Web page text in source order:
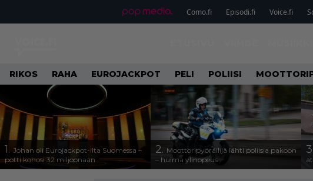
Como.fi Episodi.fi Voice.fi
RIKOS RAHA EUROJACKPOT PELI POLIISI
1. Johan oli Eurojackpot-ilta Suomessa –
potti kohosi 32 miljoonaan
2. Moottoripyöräilijä lähti poliisia pakoon
– huima ylinopeus
3.